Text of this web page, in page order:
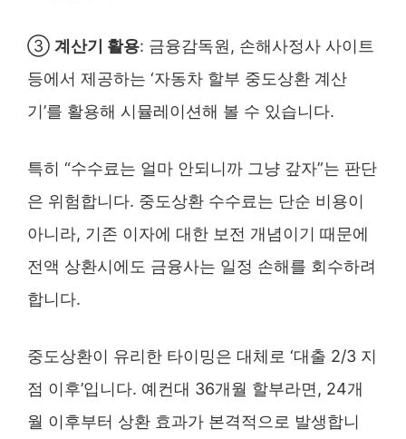
③ 계산기 활용: 금융감독원, 손해사정사 사이트
등에서 제공하는 ‘자동차 할부 중도상환 계산
기’를 활용해 시뮬레이션해 볼 수 있습니다.
특히 “수수료는 얼마 안되니까 그냥 갚자”는 판단
은 위험합니다. 중도상환 수수료는 단순 비용이
아니라, 기존 이자에 대한 보전 개념이기 때문에
전액 상환시에도 금융사는 일정 손해를 회수하려
합니다.
중도상환이 유리한 타이밍은 대체로 ‘대출 2/3 지
점 이후’입니다. 예컨대 36개월 할부라면, 24개
월 이후부터 상환 효과가 본격적으로 발생합니